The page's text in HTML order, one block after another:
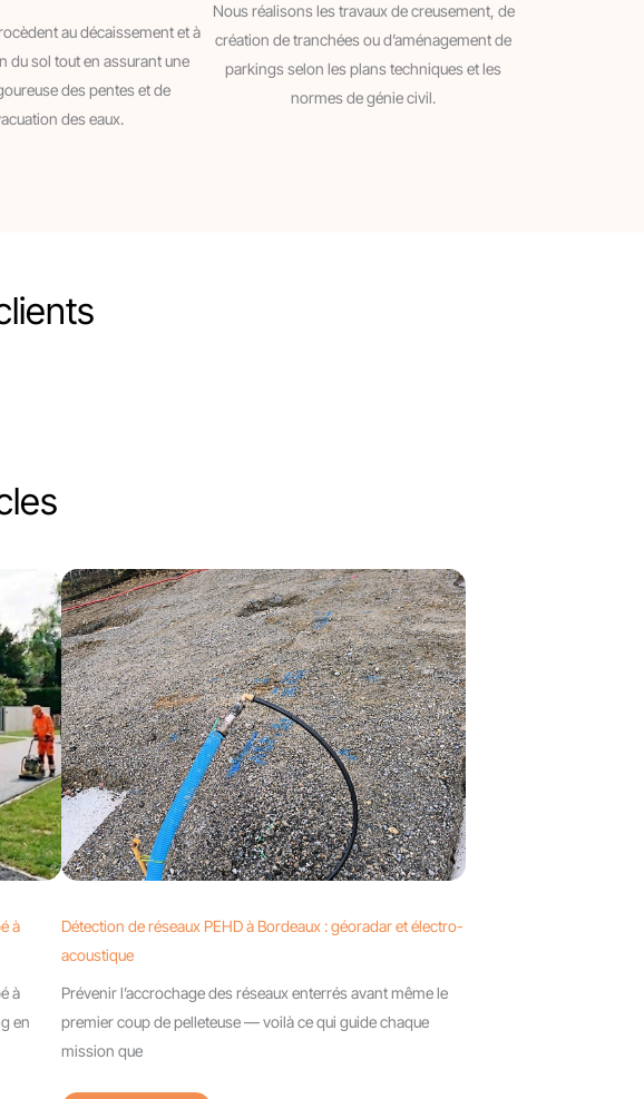
au décaissement et à
du sol tout en assurant une
des pentes et de
des eaux.
Nous réalisons les travaux de creusement, de
création de tranchées ou d’aménagement de
parkings selon les plans techniques et les
normes de génie civil.
à
à
en
Détection de réseaux PEHD à Bordeaux : géoradar et électro-
acoustique
Prévenir l’accrochage des réseaux enterrés avant même le
premier coup de pelleteuse — voilà ce qui guide chaque
mission que